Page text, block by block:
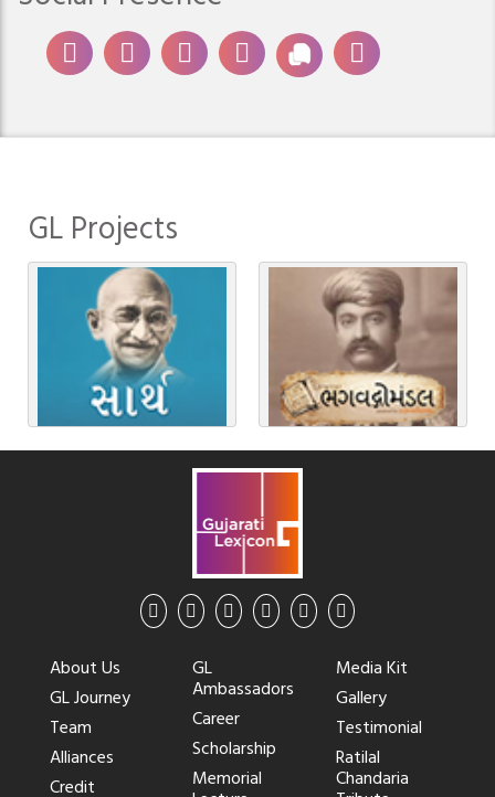
GL Projects
About Us
GL Journey
Team
Alliances
Credit
GL
Ambassadors
Career
Scholarship
Memorial
Media Kit
Gallery
Testimonial
Ratilal
Chandaria